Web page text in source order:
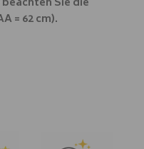
= 62 cm).